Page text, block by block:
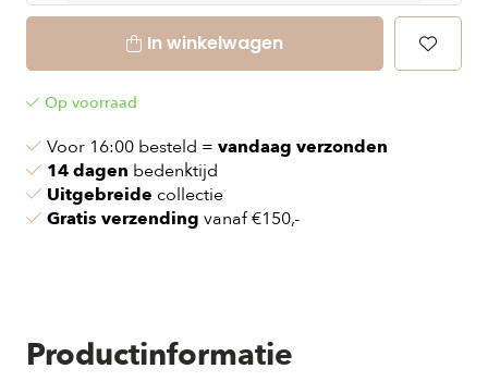
In winkelwagen
Op voorraad
Voor 16:00 besteld = vandaag verzonden
14 dagen bedenktijd
Uitgebreide collectie
Gratis verzending vanaf €150,-
Productinformatie